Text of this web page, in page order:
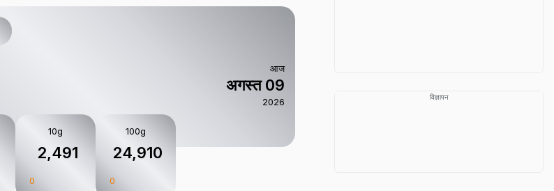
आज
अगस्त 09
2026
10g
₹ 2,491
0
100g
₹ 24,910
0
विज्ञापन